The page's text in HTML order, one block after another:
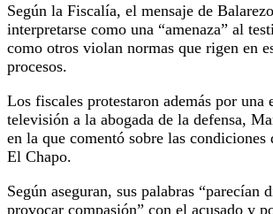
Según la Fiscalía, el mensaje de
interpretarse como una “amenaza” al
como otros violan normas que rigen en
procesos.
Los fiscales protestaron además por una
televisión a la abogada de la defensa,
en la que comentó sobre las condiciones
El Chapo.
Según aseguran, sus palabras “parecían
provocar compasión” con el acusado y